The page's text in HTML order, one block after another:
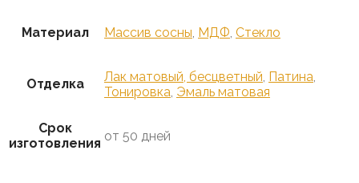
Материал Массив сосны МДФ Стекло
Отделка Лак матовый, бесцветный Патина
Тонировка Эмаль матовая
Срок
изготовления от 50 дней